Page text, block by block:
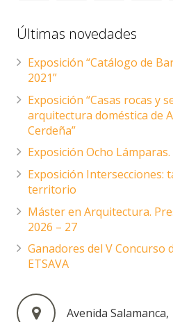
Últimas novedades
Exposición “Catálogo de
2021”
Exposición “Casas rocas y
arquitectura doméstica de
Cerdeña”
Exposición Ocho
Exposición Intersecciones:
territorio
Máster en Arquitectura.
2026 – 27
Ganadores del V Concurso
ETSAVA
Avenida